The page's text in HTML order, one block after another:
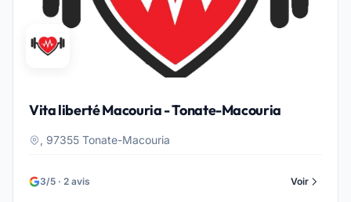
Vita liberté Macouria - Tonate-Macouria
, 97355 Tonate-Macouria
3/5 · 2 avis Voir